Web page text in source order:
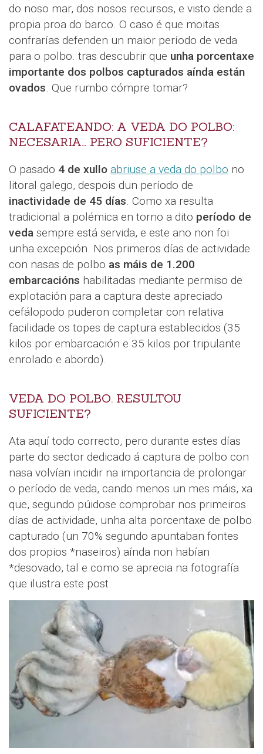
do noso mar, dos nosos recursos, e visto dende a
propia proa do barco. O caso é que moitas
confrarías defenden un maior período de veda
para o polbo. tras descubrir que unha porcentaxe
importante dos polbos capturados aínda están
ovados. Que rumbo cómpre tomar?
CALAFATEANDO: A VEDA DO POLBO:
NECESARIA… PERO SUFICIENTE?
O pasado 4 de xullo abriuse a veda do polbo no
litoral galego, despois dun período de
inactividade de 45 días. Como xa resulta
tradicional a polémica en torno a dito período de
veda sempre está servida, e este ano non foi
unha excepción. Nos primeros días de actividade
con nasas de polbo as máis de 1.200
embarcacións habilitadas mediante permiso de
explotación para a captura deste apreciado
cefálopodo puderon completar con relativa
facilidade os topes de captura establecidos (35
kilos por embarcación e 35 kilos por tripulante
enrolado e abordo).
VEDA DO POLBO. RESULTOU
SUFICIENTE?
Ata aquí todo correcto, pero durante estes días
parte do sector dedicado á captura de polbo con
nasa volvían incidir na importancia de prolongar
o período de veda, cando menos un mes máis, xa
que, segundo púidose comprobar nos primeiros
días de actividade, unha alta porcentaxe de polbo
capturado (un 70% segundo apuntaban fontes
dos propios *naseiros) aínda non habían
*desovado, tal e como se aprecia na fotografía
que ilustra este post.